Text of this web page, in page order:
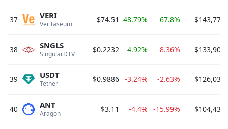
37 Veritaseum
VERI $74.51 48.79% 67.8%
38 SingularDTV
SNGLS $0.2232 4.92% -8.36%
39 Tether
USDT $0.9886 -3.24% -2.63%
40 Aragon
ANT $3.11 -4.4% -15.99%